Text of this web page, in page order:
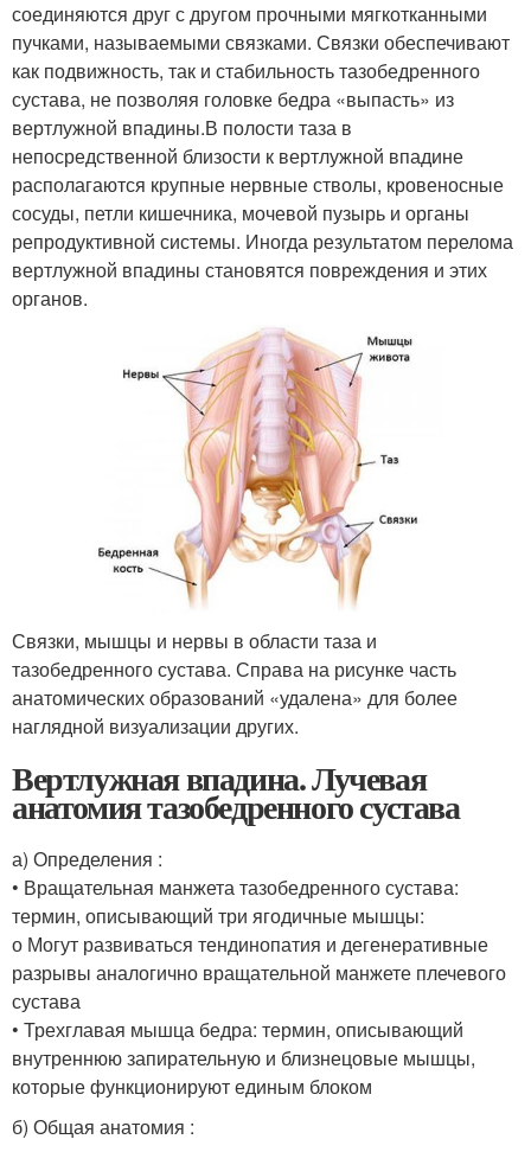
соединяются друг с другом прочными мягкотканными
пучками, называемыми связками. Связки обеспечивают
как подвижность, так и стабильность тазобедренного
сустава, не позволяя головке бедра «выпасть» из
вертлужной впадины.В полости таза в
непосредственной близости к вертлужной впадине
располагаются крупные нервные стволы, кровеносные
сосуды, петли кишечника, мочевой пузырь и органы
репродуктивной системы. Иногда результатом перелома
вертлужной впадины становятся повреждения и этих
органов.
Связки, мышцы и нервы в области таза и
тазобедренного сустава. Справа на рисунке часть
анатомических образований «удалена» для более
наглядной визуализации других.
Вертлужная впадина. Лучевая
анатомия тазобедренного сустава
а) Определения :
• Вращательная манжета тазобедренного сустава:
термин, описывающий три ягодичные мышцы:
о Могут развиваться тендинопатия и дегенеративные
разрывы аналогично вращательной манжете плечевого
сустава
• Трехглавая мышца бедра: термин, описывающий
внутреннюю запирательную и близнецовые мышцы,
которые функционируют единым блоком
б) Общая анатомия :